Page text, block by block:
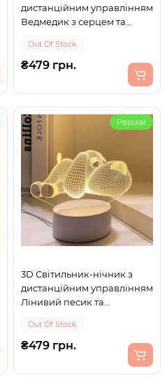
дистанційним управлінням
Ведмедик з серцем та
батарейок AA 16 кольорів
Out Of Stock
₴479 грн.
Popular
3D Світильник-нічник з
дистанційним управлінням
Лінивий песик та
батарейок AA 16 кольорів
Out Of Stock
₴479 грн.